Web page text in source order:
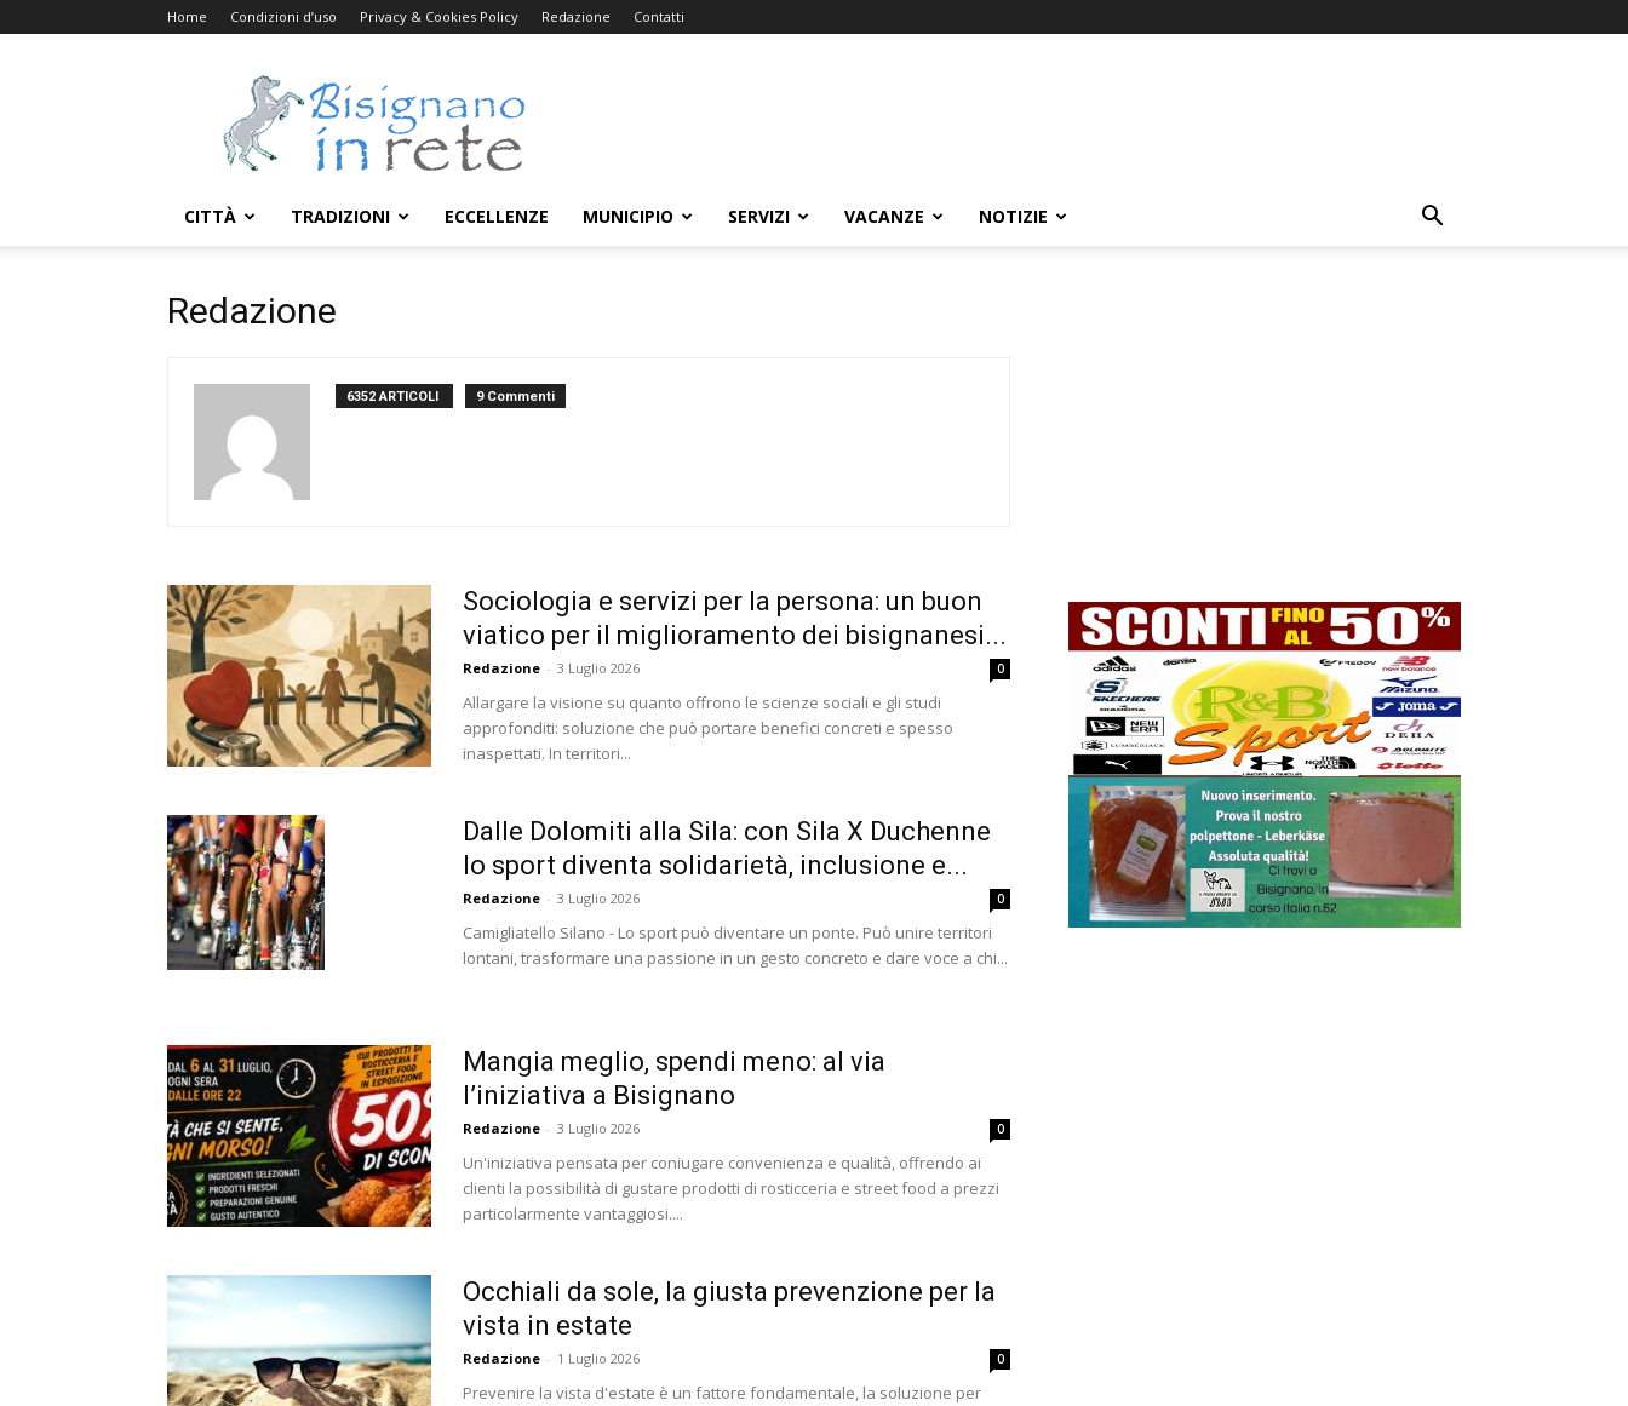
Home Condizioni d’uso Privacy & Cookies Policy Redazione Contatti
Bisignanoinrete.com
CITTÀ TRADIZIONI ECCELLENZE MUNICIPIO SERVIZI VACANZE NOTIZIE
Redazione
6352 ARTICOLI 9 Commenti
Sociologia e servizi per la persona: un buon
viatico per il miglioramento dei bisignanesi...
Redazione - 3 Luglio 2026 0
Allargare la visione su quanto offrono le scienze sociali e gli studi
approfonditi: soluzione che può portare benefici concreti e spesso
inaspettati. In territori...
Dalle Dolomiti alla Sila: con Sila X Duchenne
lo sport diventa solidarietà, inclusione e...
Redazione - 3 Luglio 2026 0
Camigliatello Silano - Lo sport può diventare un ponte. Può unire territori
lontani, trasformare una passione in un gesto concreto e dare voce a chi...
Mangia meglio, spendi meno: al via
l’iniziativa a Bisignano
Redazione - 3 Luglio 2026 0
Un'iniziativa pensata per coniugare convenienza e qualità, offrendo ai
clienti la possibilità di gustare prodotti di rosticceria e street food a prezzi
particolarmente vantaggiosi....
Occhiali da sole, la giusta prevenzione per la
vista in estate
Redazione - 1 Luglio 2026 0
Prevenire la vista d'estate è un fattore fondamentale, la soluzione per